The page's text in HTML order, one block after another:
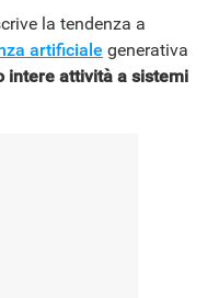
la tendenza a
artificiale generativa
intere attività a sistemi